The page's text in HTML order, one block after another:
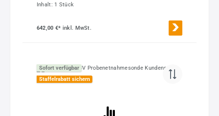
Inhalt: 1 Stück
642,00 €* inkl. MwSt.
Sofort verfügbar
Staffelrabatt sichern